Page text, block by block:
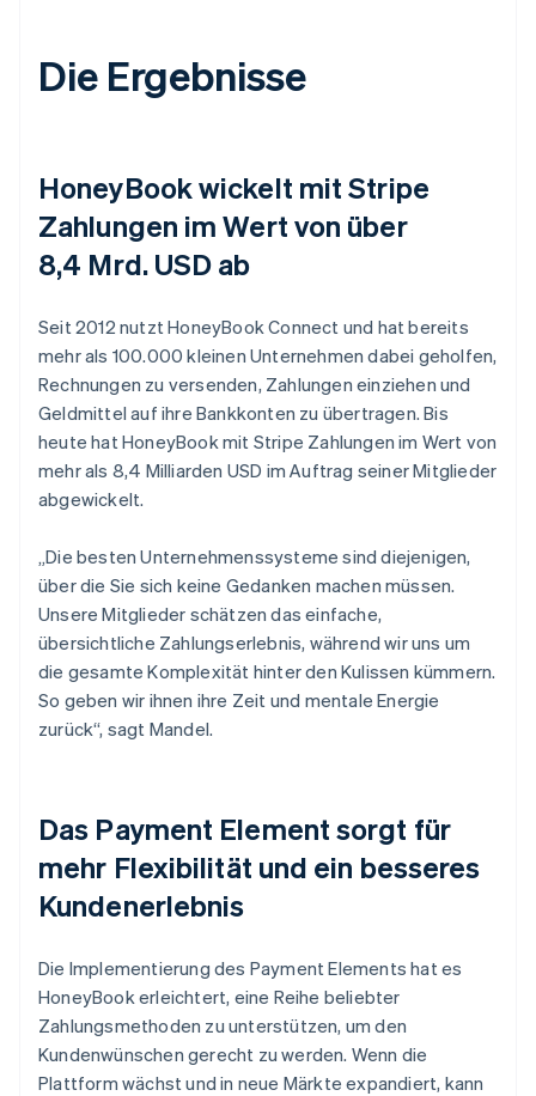
Die Ergebnisse
HoneyBook wickelt mit Stripe
Zahlungen im Wert von über
8,4 Mrd. USD ab
Seit 2012 nutzt HoneyBook Connect und hat bereits
mehr als 100.000 kleinen Unternehmen dabei geholfen,
Rechnungen zu versenden, Zahlungen einziehen und
Geldmittel auf ihre Bankkonten zu übertragen. Bis
heute hat HoneyBook mit Stripe Zahlungen im Wert von
mehr als 8,4 Milliarden USD im Auftrag seiner Mitglieder
abgewickelt.
„Die besten Unternehmenssysteme sind diejenigen,
über die Sie sich keine Gedanken machen müssen.
Unsere Mitglieder schätzen das einfache,
übersichtliche Zahlungserlebnis, während wir uns um
die gesamte Komplexität hinter den Kulissen kümmern.
So geben wir ihnen ihre Zeit und mentale Energie
zurück“, sagt Mandel.
Das Payment Element sorgt für
mehr Flexibilität und ein besseres
Kundenerlebnis
Die Implementierung des Payment Elements hat es
HoneyBook erleichtert, eine Reihe beliebter
Zahlungsmethoden zu unterstützen, um den
Kundenwünschen gerecht zu werden. Wenn die
Plattform wächst und in neue Märkte expandiert, kann